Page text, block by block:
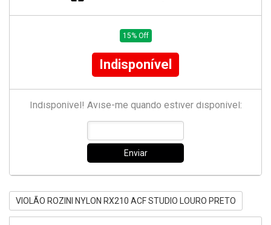
15% Off
Indisponível
Indisponível! Avise-me quando estiver disponível:
Enviar
VIOLÃO ROZINI NYLON RX210 ACF STUDIO LOURO PRETO